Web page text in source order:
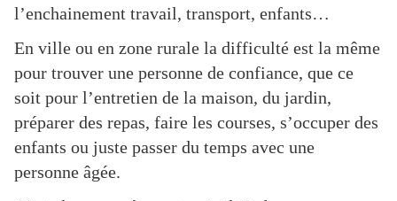
l’enchainement travail, transport, enfants…
En ville ou en zone rurale la difficulté est la même
pour trouver une personne de confiance, que ce
soit pour l’entretien de la maison, du jardin,
préparer des repas, faire les courses, s’occuper des
enfants ou juste passer du temps avec une
personne âgée.